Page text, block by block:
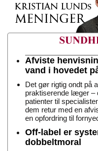
Afviste
vand i hovedet
Det gør rigtig ondt på
praktiserende læger –
patienter til
dem retur med en
en opfordring til
Off-label er
dobbeltmoral